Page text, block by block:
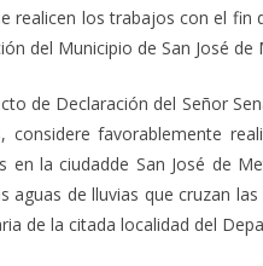
realicen los trabajos con el fin
del Municipio de San José
de Declaración del Señor
considere favorablemente
en la ciudadde San José de
aguas de lluvias que cruzan
de la citada localidad del